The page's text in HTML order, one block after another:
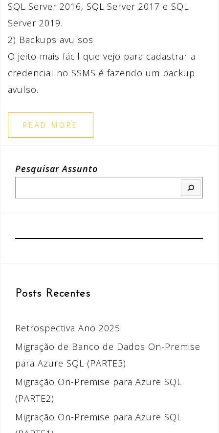
SQL Server 2016, SQL Server 2017 e SQL
Server 2019.
2) Backups avulsos
O jeito mais fácil que vejo para cadastrar a
credencial no SSMS é fazendo um backup
avulso.
READ MORE
Pesquisar Assunto
Posts Recentes
Retrospectiva Ano 2025!
Migração de Banco de Dados On-Premise
para Azure SQL (PARTE3)
Migração On-Premise para Azure SQL
(PARTE2)
Migração On-Premise para Azure SQL